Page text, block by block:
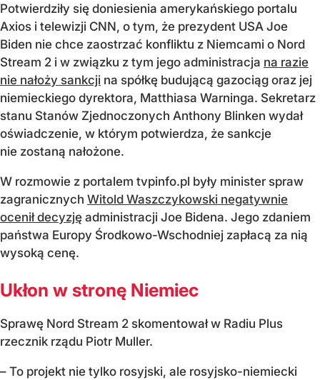
Potwierdziły się doniesienia amerykańskiego portalu
Axios i telewizji CNN, o tym, że prezydent USA Joe
Biden nie chce zaostrzać konfliktu z Niemcami o Nord
Stream 2 i w związku z tym jego administracja na razie
nie nałoży sankcji na spółkę budującą gazociąg oraz jej
niemieckiego dyrektora, Matthiasa Warninga. Sekretarz
stanu Stanów Zjednoczonych Anthony Blinken wydał
oświadczenie, w którym potwierdza, że sankcje
nie zostaną nałożone.
W rozmowie z portalem tvpinfo.pl były minister spraw
zagranicznych Witold Waszczykowski negatywnie
ocenił decyzję administracji Joe Bidena. Jego zdaniem
państwa Europy Środkowo-Wschodniej zapłacą za nią
wysoką cenę.
Ukłon w stronę Niemiec
Sprawę Nord Stream 2 skomentował w Radiu Plus
rzecznik rządu Piotr Muller.
– To projekt nie tylko rosyjski, ale rosyjsko-niemiecki